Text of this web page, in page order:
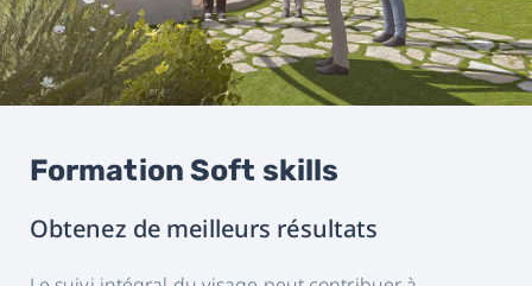
Formation Soft skills
Obtenez de meilleurs résultats